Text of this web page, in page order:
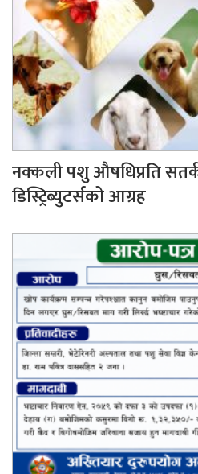
नक्कली पशु औषधिप्रति
डिस्ट्रिब्युटर्सको आग्रह